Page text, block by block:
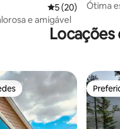
5 de uma
5 (20)
e amigável
Ótima
Locações
dos hóspedes